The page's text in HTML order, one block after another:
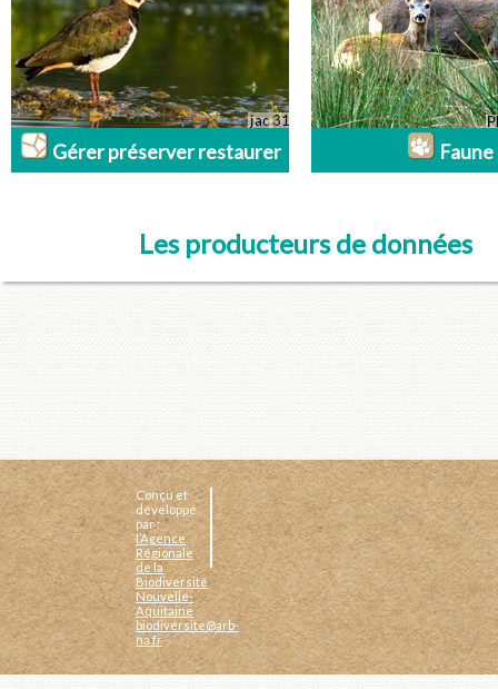
Gérer préserver restaurer Faune
Les producteurs de données
Conçu et
développé
par :
l’Agence
Régionale
de la
Biodiversité
Nouvelle-
Aquitaine
biodiversite@arb-
na.fr